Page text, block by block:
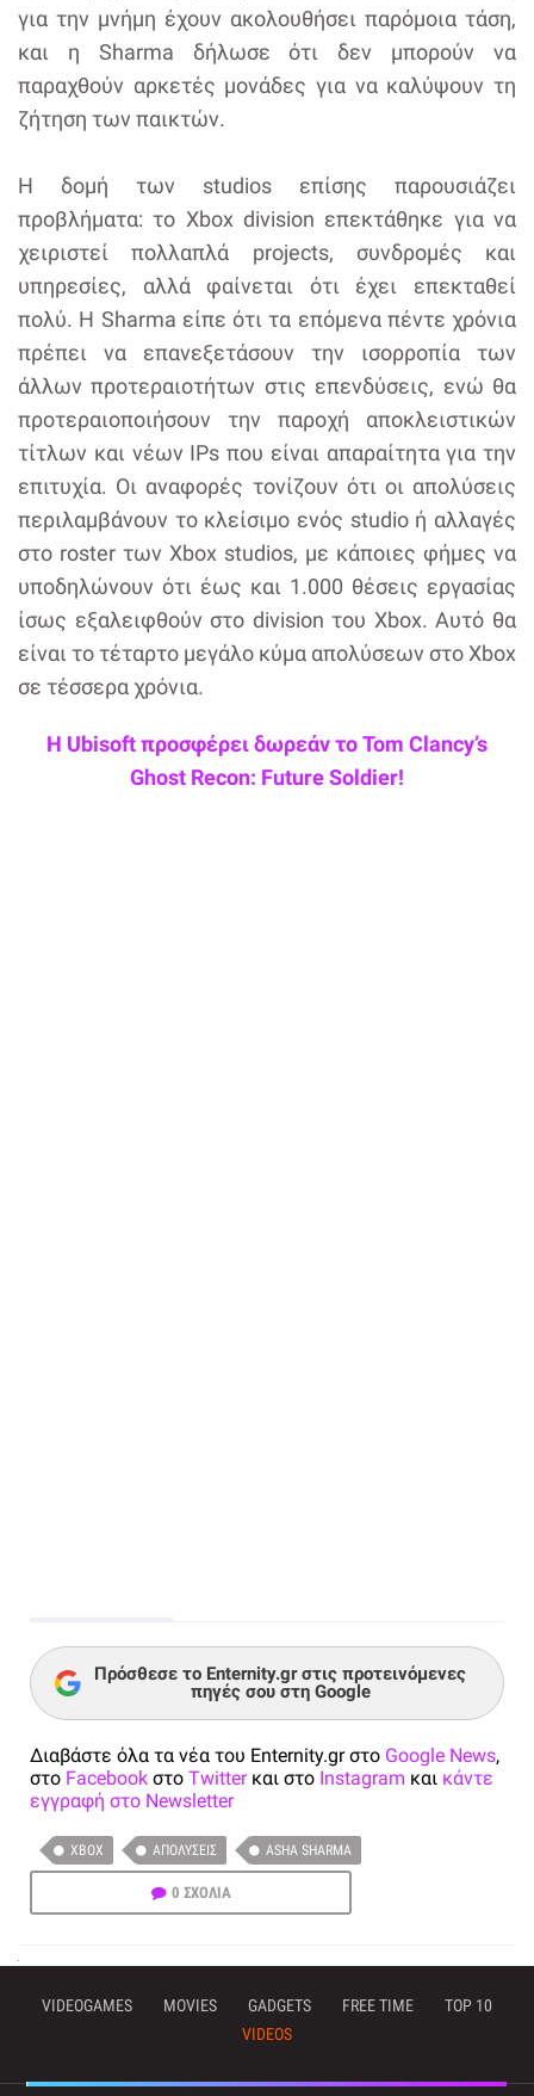
για την μνήμη έχουν ακολουθήσει παρόμοια τάση,
και η Sharma δήλωσε ότι δεν μπορούν να
παραχθούν αρκετές μονάδες για να καλύψουν τη
ζήτηση των παικτών.
Η δομή των studios επίσης παρουσιάζει
προβλήματα: το Xbox division επεκτάθηκε για να
χειριστεί πολλαπλά projects, συνδρομές και
υπηρεσίες, αλλά φαίνεται ότι έχει επεκταθεί
πολύ. Η Sharma είπε ότι τα επόμενα πέντε χρόνια
πρέπει να επανεξετάσουν την ισορροπία των
άλλων προτεραιοτήτων στις επενδύσεις, ενώ θα
προτεραιοποιήσουν την παροχή αποκλειστικών
τίτλων και νέων IPs που είναι απαραίτητα για την
επιτυχία. Οι αναφορές τονίζουν ότι οι απολύσεις
περιλαμβάνουν το κλείσιμο ενός studio ή αλλαγές
στο roster των Xbox studios, με κάποιες φήμες να
υποδηλώνουν ότι έως και 1.000 θέσεις εργασίας
ίσως εξαλειφθούν στο division του Xbox. Αυτό θα
είναι το τέταρτο μεγάλο κύμα απολύσεων στο Xbox
σε τέσσερα χρόνια.
Η Ubisoft προσφέρει δωρεάν το Tom Clancy’s
Ghost Recon: Future Soldier!
Πρόσθεσε το Enternity.gr στις προτεινόμενες
πηγές σου στη Google
Διαβάστε όλα τα νέα του Enternity.gr στο Google News,
στο Facebook στο Twitterκαι στο Instagram και κάντε
εγγραφή στο Newsletter
XBOX ΑΠΟΛΎΣΕΙΣ ASHA SHARMA
0 ΣΧΟΛΙΑ
VIDEOGAMES MOVIES GADGETS FREE TIME
TOP 10
VIDEOS